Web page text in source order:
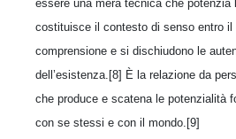
essere una mera tecnica che potenzia
costituisce il contesto di senso entro il
comprensione e si dischiudono le
dell’esistenza.[8] È la relazione da
che produce e scatena le potenzialità
con se stessi e con il mondo.[9]